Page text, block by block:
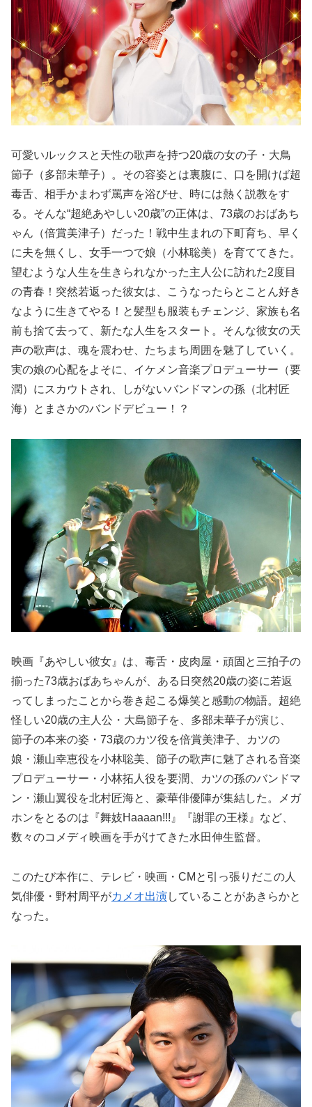
可愛いルックスと天性の歌声を持つ20歳の女の子・大鳥
節子（多部未華子）。その容姿とは裏腹に、口を開けば超
毒舌、相手かまわず罵声を浴びせ、時には熱く説教をす
る。そんな“超絶あやしい20歳”の正体は、73歳のおばあち
ゃん（倍賞美津子）だった！戦中生まれの下町育ち、早く
に夫を無くし、女手一つで娘（小林聡美）を育ててきた。
望むような人生を生きられなかった主人公に訪れた2度目
の青春！突然若返った彼女は、こうなったらとことん好き
なように生きてやる！と髪型も服装もチェンジ、家族も名
前も捨て去って、新たな人生をスタート。そんな彼女の天
声の歌声は、魂を震わせ、たちまち周囲を魅了していく。
実の娘の心配をよそに、イケメン音楽プロデューサー（要
潤）にスカウトされ、しがないバンドマンの孫（北村匠
海）とまさかのバンドデビュー！？
映画『あやしい彼女』は、毒舌・皮肉屋・頑固と三拍子の
揃った73歳おばあちゃんが、ある日突然20歳の姿に若返
ってしまったことから巻き起こる爆笑と感動の物語。超絶
怪しい20歳の主人公・大島節子を、多部未華子が演じ、
節子の本来の姿・73歳のカツ役を倍賞美津子、カツの
娘・瀬山幸恵役を小林聡美、節子の歌声に魅了される音楽
プロデューサー・小林拓人役を要潤、カツの孫のバンドマ
ン・瀬山翼役を北村匠海と、豪華俳優陣が集結した。メガ
ホンをとるのは『舞妓Haaaan!!!』『謝罪の王様』など、
数々のコメディ映画を手がけてきた水田伸生監督。
このたび本作に、テレビ・映画・CMと引っ張りだこの人
気俳優・野村周平がカメオ出演していることがあきらかと
なった。